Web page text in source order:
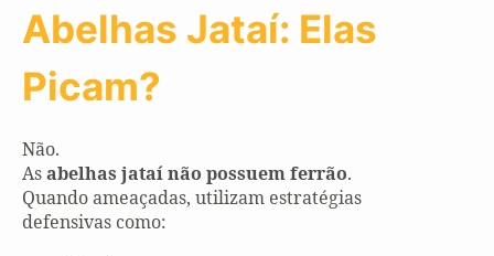
Abelhas Jataí: Elas
Picam?
Não.
Asabelhas jataí não possuem ferrão.
Quando ameaçadas, utilizam estratégias
defensivas como: